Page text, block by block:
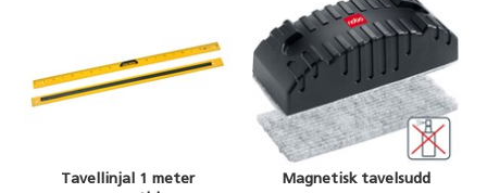
Tavellinjal 1 meter
Magnetisk tavelsudd